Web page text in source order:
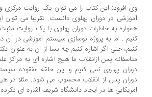
افزود: این کتاب را می توان یک روایت مرکزی و اصلی
در دوران پهلوی دانست. تقریبا می توان
به خاطرات دوران پهلوی با یک روایت مثبت و
. اما به پروژه نوسازی سیستم آموزشی در آن دوران را
حتی اگر اشاره کنیم چه بسا از آن به عنوان نکته
پس ازانقلاب ما هیچ اشاره ای به مراکز علمی
پهلوی نمی کنیم و این حلقه مفقوده سیستم
پس از انقلاب محسوب می شود. مثلا در هیچ
ها در ایجاد دانشگاه شریف اشاره ای نکرده ایم.